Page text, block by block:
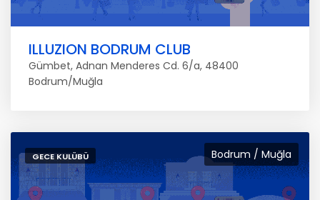
ILLUZION BODRUM CLUB
Gümbet, Adnan Menderes Cd. 6/a, 48400
Bodrum/Muğla
Bodrum / Muğla
GECE KULÜBÜ